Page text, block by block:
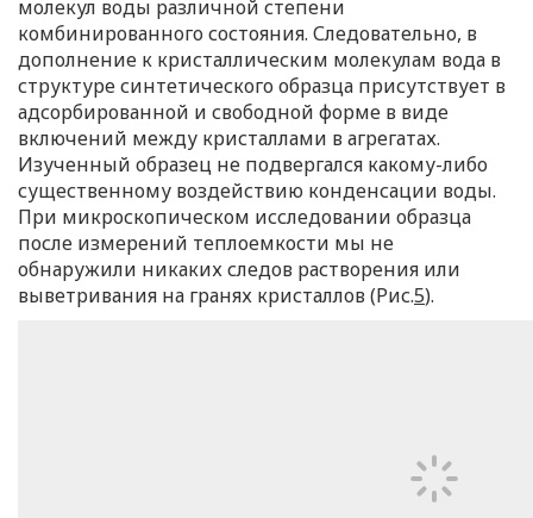
молекул воды различной степени
комбинированного состояния. Следовательно, в
дополнение к кристаллическим молекулам вода в
структуре синтетического образца присутствует в
адсорбированной и свободной форме в виде
включений между кристаллами в агрегатах.
Изученный образец не подвергался какому-либо
существенному воздействию конденсации воды.
При микроскопическом исследовании образца
после измерений теплоемкости мы не
обнаружили никаких следов растворения или
выветривания на гранях кристаллов (Рис.5).